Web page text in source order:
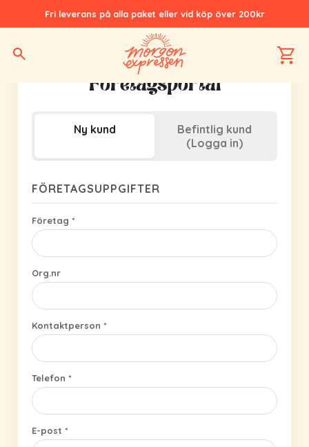
Fri leverans på alla paket eller vid köp över 200kr
Företagsportal
Ny kund
Befintlig kund
(Logga in)
FÖRETAGSUPPGIFTER
Företag *
Org.nr
Kontaktperson *
Telefon *
E-post *